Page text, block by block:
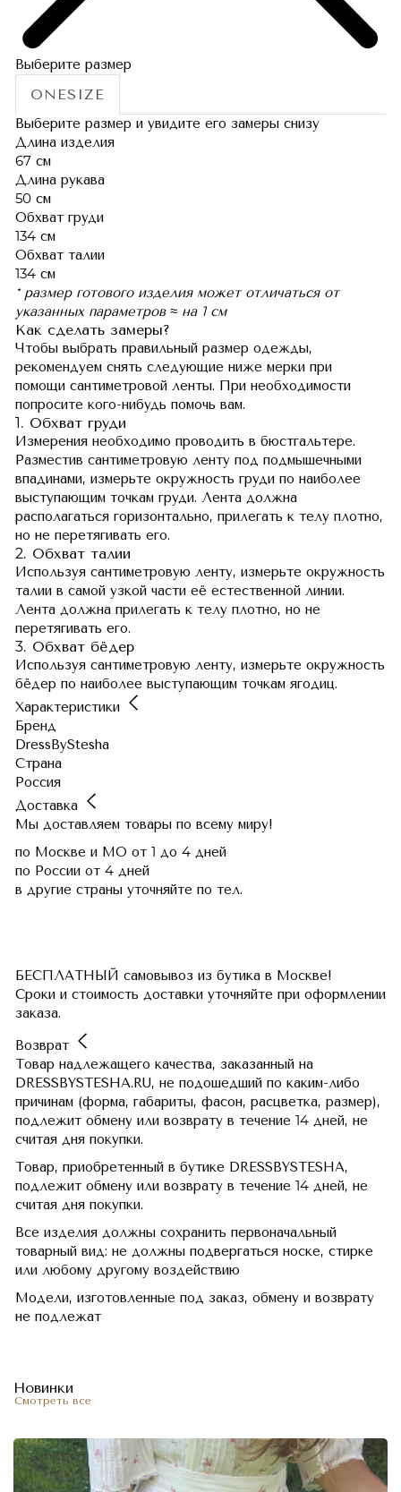
Выберите размер
ONESIZE
Выберите размер и увидите его замеры снизу
Длина изделия
67 см
Длина рукава
50 см
Обхват груди
134 см
Обхват талии
134 см
* размер готового изделия может отличаться от
указанных параметров ≈ на 1 см
Как сделать замеры?
Чтобы выбрать правильный размер одежды,
рекомендуем снять следующие ниже мерки при
помощи сантиметровой ленты. При необходимости
попросите кого-нибудь помочь вам.
1. Обхват груди
Измерения необходимо проводить в бюстгальтере.
Разместив сантиметровую ленту под подмышечными
впадинами, измерьте окружность груди по наиболее
выступающим точкам груди. Лента должна
располагаться горизонтально, прилегать к телу плотно,
но не перетягивать его.
2. Обхват талии
Используя сантиметровую ленту, измерьте окружность
талии в самой узкой части её естественной линии.
Лента должна прилегать к телу плотно, но не
перетягивать его.
3. Обхват бёдер
Используя сантиметровую ленту, измерьте окружность
бёдер по наиболее выступающим точкам ягодиц.
Характеристики
Бренд
DressByStesha
Страна
Россия
Доставка
Мы доставляем товары по всему миру!
по Москве и МО от 1 до 4 дней
по России от 4 дней
в другие страны уточняйте по тел.
БЕСПЛАТНЫЙ самовывоз из бутика в Москве!
Сроки и стоимость доставки уточняйте при оформлении
заказа.
Возврат
Товар надлежащего качества, заказанный на
DRESSBYSTESHA.RU, не подошедший по каким-либо
причинам (форма, габариты, фасон, расцветка, размер),
подлежит обмену или возврату в течение 14 дней, не
считая дня покупки.
Товар, приобретенный в бутике DRESSBYSTESHA,
подлежит обмену или возврату в течение 14 дней, не
считая дня покупки.
Все изделия должны сохранить первоначальный
товарный вид: не должны подвергаться носке, стирке
или любому другому воздействию
Модели, изготовленные под заказ, обмену и возврату
не подлежат
Новинки
Смотреть все